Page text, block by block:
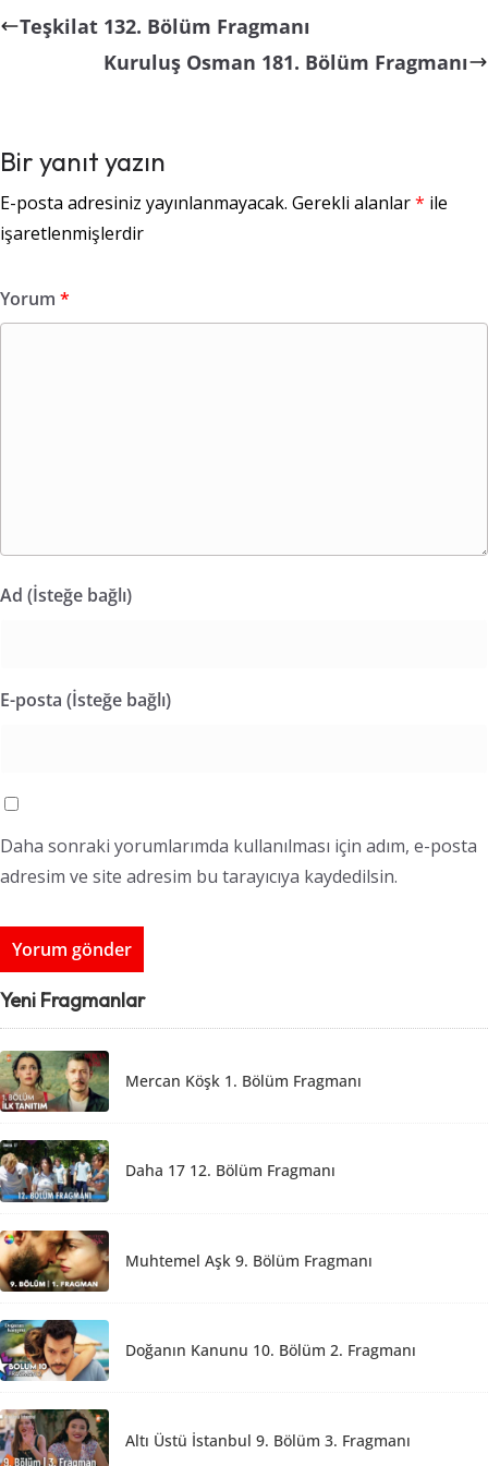
Teşkilat 132. Bölüm Fragmanı
Kuruluş Osman 181. Bölüm Fragmanı
Bir yanıt yazın
E-posta adresiniz yayınlanmayacak. Gerekli alanlar* ile
işaretlenmişlerdir
Yorum *
Ad (İsteğe bağlı)
E-posta (İsteğe bağlı)
Daha sonraki yorumlarımda kullanılması için adım, e-posta
adresim ve site adresim bu tarayıcıya kaydedilsin.
Yeni Fragmanlar
Mercan Köşk 1. Bölüm Fragmanı
Daha 17 12. Bölüm Fragmanı
Muhtemel Aşk 9. Bölüm Fragmanı
Doğanın Kanunu 10. Bölüm 2. Fragmanı
Altı Üstü İstanbul 9. Bölüm 3. Fragmanı